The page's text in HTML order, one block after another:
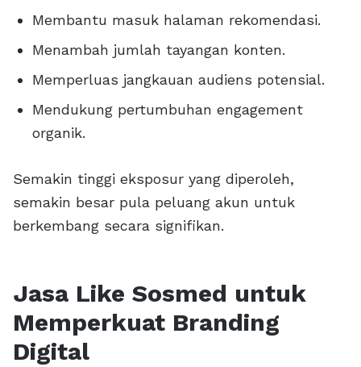
Membantu masuk halaman rekomendasi.
Menambah jumlah tayangan konten.
Memperluas jangkauan audiens potensial.
Mendukung pertumbuhan engagement
organik.
Semakin tinggi eksposur yang diperoleh,
semakin besar pula peluang akun untuk
berkembang secara signifikan.
Jasa Like Sosmed untuk
Memperkuat Branding
Digital